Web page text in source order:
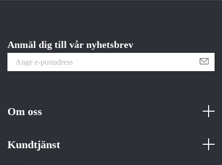
Anmäl dig till vår nyhetsbrev
Om oss
Kundtjänst